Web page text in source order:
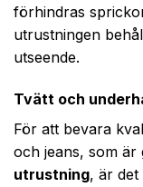
förhindras
utrustningen
utseende.
Tvätt och
För att bevara
och jeans, som är
utrustning, är det